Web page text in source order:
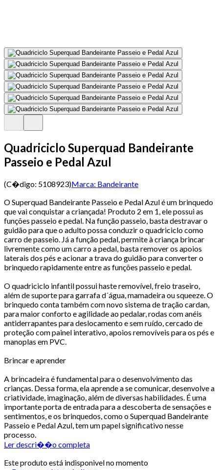
Quadriciclo Superquad Bandeirante
Passeio e Pedal Azul
(C�digo: 5108923)Marca: Bandeirante
O Superquad Bandeirante Passeio e Pedal Azul é um brinquedo
que vai conquistar a criançada! Produto 2 em 1, ele possui as
funções passeio e pedal. Na função passeio, basta destravar o
guidão para que o adulto possa conduzir o quadriciclo como
carro de passeio. Já a função pedal, permite à criança brincar
livremente como um carro a pedal, basta remover os apoios
laterais dos pés e acionar a trava do guidão para converter o
brinquedo rapidamente entre as funções passeio e pedal.
O quadriciclo infantil possui haste removível, freio traseiro,
além de suporte para garrafa d´água, mamadeira ou squeeze. O
brinquedo conta também com novo sistema de tração cardan,
para maior conforto e agilidade ao pedalar, rodas com anéis
antiderrapantes para deslocamento e sem ruído, cercado de
proteção com painel interativo, apoios removíveis para os pés e
manoplas em PVC.
Brincar e aprender
A brincadeira é fundamental para o desenvolvimento das
crianças. Dessa forma, ela aprende a se comunicar, desenvolve a
criatividade, imaginação, além de diversas habilidades. É uma
importante porta de entrada para a descoberta de sensações e
sentimentos, e os brinquedos, como o Superquad Bandeirante
Passeio e Pedal Azul, tem um papel significativo nesse
processo.
Ler descri��o completa
Este produto está indisponivel no momento